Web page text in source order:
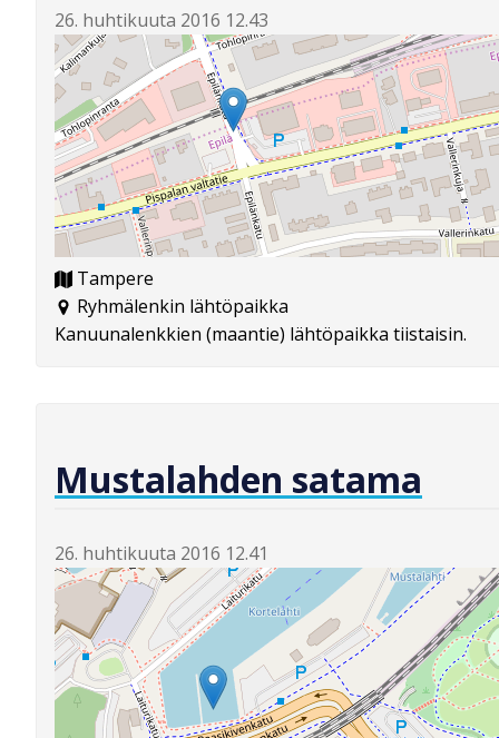
26. huhtikuuta 2016 12.43
Tampere
Ryhmälenkin lähtöpaikka
Kanuunalenkkien (maantie) lähtöpaikka tiistaisin.
Mustalahden satama
26. huhtikuuta 2016 12.41